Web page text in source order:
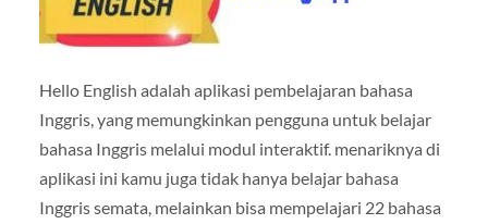
Hello English adalah aplikasi pembelajaran bahasa
Inggris, yang memungkinkan pengguna untuk belajar
bahasa Inggris melalui modul interaktif. menariknya di
aplikasi ini kamu juga tidak hanya belajar bahasa
Inggris semata, melainkan bisa mempelajari 22 bahasa